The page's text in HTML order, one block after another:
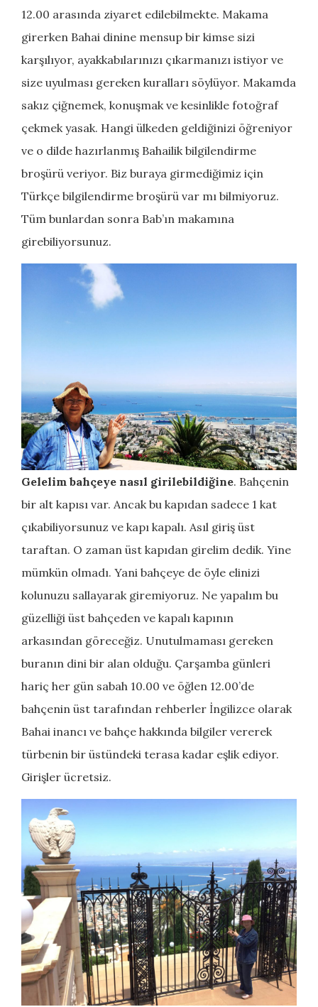
12.00 arasında ziyaret edilebilmekte. Makama
girerken Bahai dinine mensup bir kimse sizi
karşılıyor, ayakkabılarınızı çıkarmanızı istiyor ve
size uyulması gereken kuralları söylüyor. Makamda
sakız çiğnemek, konuşmak ve kesinlikle fotoğraf
çekmek yasak. Hangi ülkeden geldiğinizi öğreniyor
ve o dilde hazırlanmış Bahailik bilgilendirme
broşürü veriyor. Biz buraya girmediğimiz için
Türkçe bilgilendirme broşürü var mı bilmiyoruz.
Tüm bunlardan sonra Bab’ın makamına
girebiliyorsunuz.
Gelelim bahçeye nasıl girilebildiğine. Bahçenin
bir alt kapısı var. Ancak bu kapıdan sadece 1 kat
çıkabiliyorsunuz ve kapı kapalı. Asıl giriş üst
taraftan. O zaman üst kapıdan girelim dedik. Yine
mümkün olmadı. Yani bahçeye de öyle elinizi
kolunuzu sallayarak giremiyoruz. Ne yapalım bu
güzelliği üst bahçeden ve kapalı kapının
arkasından göreceğiz. Unutulmaması gereken
buranın dini bir alan olduğu. Çarşamba günleri
hariç her gün sabah 10.00 ve öğlen 12.00’de
bahçenin üst tarafından rehberler İngilizce olarak
Bahai inancı ve bahçe hakkında bilgiler vererek
türbenin bir üstündeki terasa kadar eşlik ediyor.
Girişler ücretsiz.